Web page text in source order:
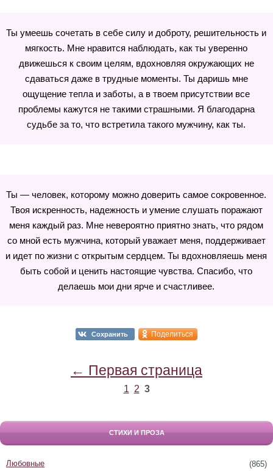
Ты умеешь сочетать в себе силу и доброту, решительность и
мягкость. Мне нравится наблюдать, как ты уверенно
движешься к своим целям, вдохновляя окружающих не
сдаваться даже в трудные моменты. Ты даришь мне
ощущение тепла и заботы, а в твоем присутствии все
проблемы кажутся не такими страшными. Я благодарна
судьбе за то, что встретила такого мужчину, как ты.
Ты — человек, которому можно доверить самое сокровенное.
Твоя искренность, надежность и умение слушать поражают
меня каждый раз. Мне невероятно приятно знать, что рядом
со мной есть мужчина, который уважает меня, поддерживает
и идет по жизни с открытым сердцем. Ты вдохновляешь меня
быть собой и ценить настоящие чувства. Спасибо, что
делаешь мои дни ярче и счастливее.
Сохранить Поделиться
← Первая страница
1 2 3
СТИХИ И ПРОЗА
(865)
Любовные